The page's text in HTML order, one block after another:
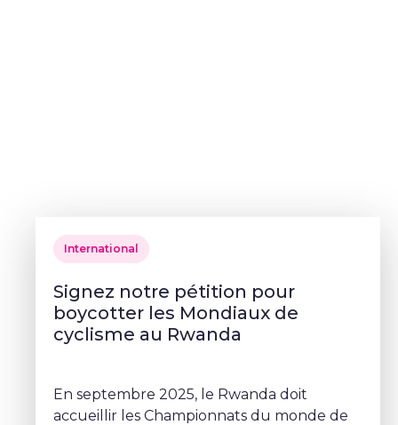
International
Signez notre pétition pour
boycotter les Mondiaux de
cyclisme au Rwanda
En septembre 2025, le Rwanda doit
accueillir les Championnats du monde de